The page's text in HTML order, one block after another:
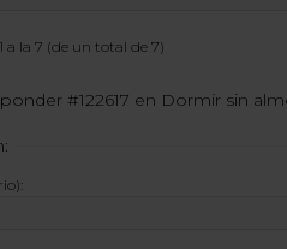
a la 7 (de un total de 7)
#122617 en Dormir sin